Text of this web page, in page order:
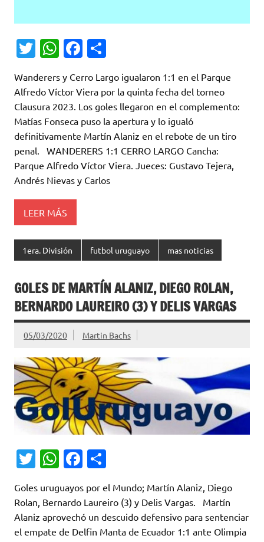
T
it
te
r
W
at
s
A
p
p
Fa
e
b
o
o
k
m
p
ar
ti
r
Wanderers y Cerro Largo igualaron 1:1 en el Parque
Alfredo Víctor Viera por la quinta fecha del torneo
Clausura 2023. Los goles llegaron en el complemento:
Matías Fonseca puso la apertura y lo igualó
definitivamente Martín Alaniz en el rebote de un tiro
penal. WANDERERS 1:1 CERRO LARGO Cancha:
Parque Alfredo Víctor Viera. Jueces: Gustavo Tejera,
Andrés Nievas y Carlos
LEER MÁS
1era. División futbol uruguayo mas noticias
GOLES DE MARTÍN ALANIZ, DIEGO ROLAN,
BERNARDO LAUREIRO (3) Y DELIS VARGAS
05/03/2020 Martin Bachs
T
it
te
r
W
at
s
A
Fa
e
b
o
m
p
ar
Goles uruguayos por el Mundo; Martín Alaniz, Diego
Rolan, Bernardo Laureiro (3) y Delis Vargas. Martín
Alaniz aprovechó un descuido defensivo para sentenciar
el empate de Delfin Manta de Ecuador 1:1 ante Olimpia